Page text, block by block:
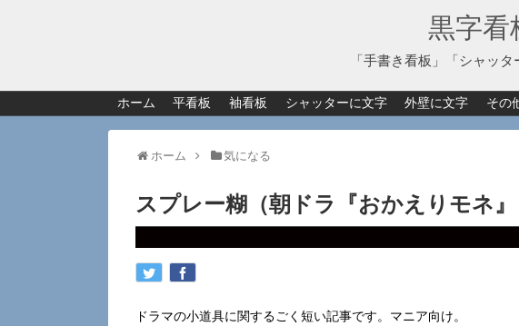
黒字看
「手書き看板」「シャッ
ホーム 平看板 袖看板 シャッターに文字 外壁に文字 その
ホーム 気になる
スプレー糊（朝ドラ『おかえりモネ』
ドラマの小道具に関するごく短い記事です。マニア向け。